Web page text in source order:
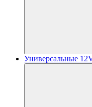
Универсальные